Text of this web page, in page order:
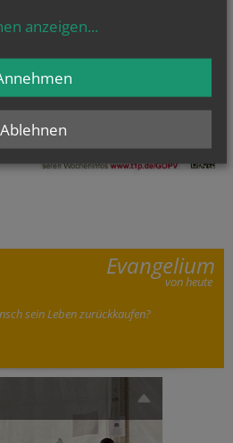
Evangelium
von heute
sein Leben zurückkaufen?
anzeigen...
Ablehnen